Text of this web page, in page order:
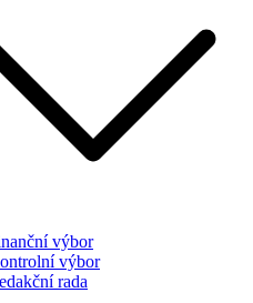
výbor
výbor
rada